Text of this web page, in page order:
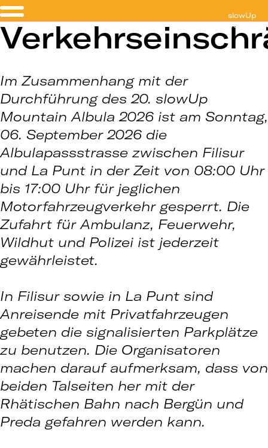
slowUp
Mountain
Im Zusammenhang mit der
Durchführung des 20. slowUp
Mountain Albula 2026 ist am Sonntag,
06. September 2026 die
Albulapassstrasse zwischen Filisur
und La Punt in der Zeit von 08:00 Uhr
bis 17:00 Uhr für jeglichen
Motorfahrzeugverkehr gesperrt. Die
Zufahrt für Ambulanz, Feuerwehr,
Wildhut und Polizei ist jederzeit
gewährleistet.
In Filisur sowie in La Punt sind
Anreisende mit Privatfahrzeugen
gebeten die signalisierten Parkplätze
zu benutzen. Die Organisatoren
machen darauf aufmerksam, dass von
beiden Talseiten her mit der
Rhätischen Bahn nach Bergün und
Preda gefahren werden kann.